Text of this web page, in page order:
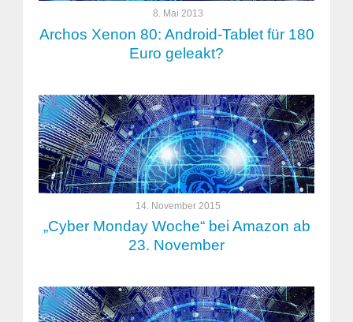
8. Mai 2013
Archos Xenon 80: Android-Tablet für 180
Euro geleakt?
14. November 2015
„Cyber Monday Woche“ bei Amazon ab
23. November